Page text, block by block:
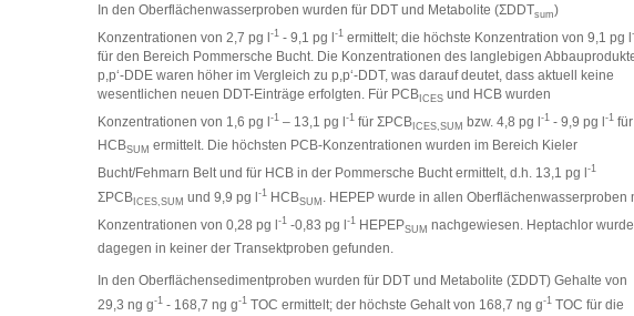
In den Oberflächenwasserproben wurden für DDT und Metabolite (ΣDDTsum)
Konzentrationen von 2,7 pg l
-1 - 9,1 pg l -1 ermittelt; die höchste Konzentration von 9,1 pg l
für den Bereich Pommersche Bucht. Die Konzentrationen des langlebigen
p,p‘-DDE waren höher im Vergleich zu p,p‘-DDT, was darauf deutet, dass aktuell keine
wesentlichen neuen DDT-Einträge erfolgten. Für PCB ICES und HCB wurden
Konzentrationen von 1,6 pg l
-1 – 13,1 pg l -1 für ΣPCB ICES,SUM bzw. 4,8 pg l ‑1 - 9,9 pg l -1 für
HCBSUM ermittelt. Die höchsten PCB-Konzentrationen wurden im Bereich Kieler
Bucht/Fehmarn Belt und für HCB in der Pommersche Bucht ermittelt, d.h. 13,1 pg l
-1
ΣPCB ICES,SUM und 9,9 pg l -1 HCBSUM . HEPEP wurde in allen Oberflächenwasserproben
Konzentrationen von 0,28 pg l
-1 -0,83 pg l -1 HEPEPSUM nachgewiesen. Heptachlor wurde
dagegen in keiner der Transektproben gefunden.
In den Oberflächensedimentproben wurden für DDT und Metabolite (ΣDDT) Gehalte von
29,3 ng g-1 - 168,7 ng g-1 TOC ermittelt; der höchste Gehalt von 168,7 ng g-1 TOC für die